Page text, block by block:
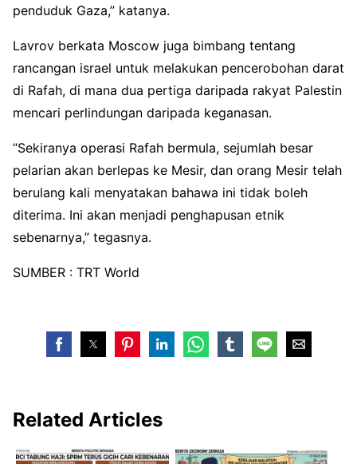
penduduk Gaza,” katanya.
Lavrov berkata Moscow juga bimbang tentang
rancangan israel untuk melakukan pencerobohan darat
di Rafah, di mana dua pertiga daripada rakyat Palestin
mencari perlindungan daripada keganasan.
“Sekiranya operasi Rafah bermula, sejumlah besar
pelarian akan berlepas ke Mesir, dan orang Mesir telah
berulang kali menyatakan bahawa ini tidak boleh
diterima. Ini akan menjadi penghapusan etnik
sebenarnya,” tegasnya.
SUMBER : TRT World
Related Articles